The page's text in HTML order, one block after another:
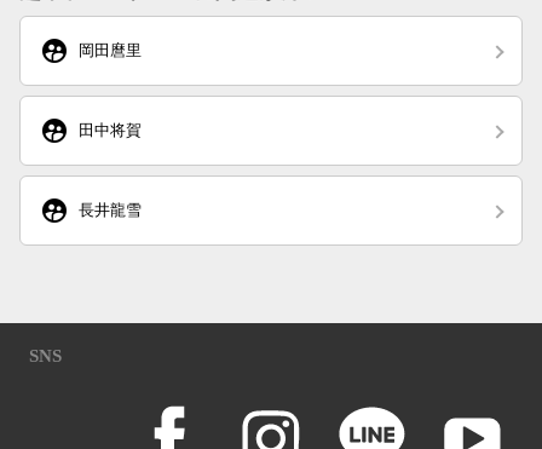
supervised_user_circle 岡田麿里
supervised_user_circle 田中将賀
supervised_user_circle 長井龍雪
SNS